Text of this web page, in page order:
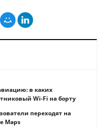
в каких
Wi-Fi на борту
переходят на
Maps